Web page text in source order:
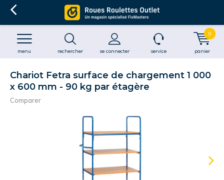
rechercher se connecter
menu service panier
0
Chariot Fetra surface de chargement 1 000
x 600 mm - 90 kg par étagère
Comparer